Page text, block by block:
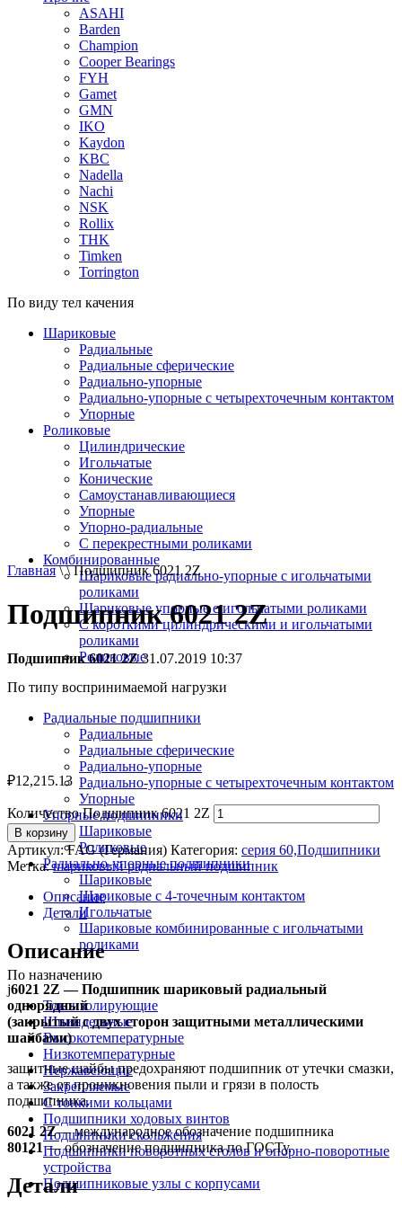
ASAHI
Barden
Champion
Cooper Bearings
FYH
Gamet
GMN
IKO
Kaydon
KBC
Nadella
Nachi
NSK
Rollix
THK
Timken
Torrington
По виду тел качения
Шариковые
Радиальные
Радиальные сферические
Радиально-упорные
Радиально-упорные с четырехточечным контактом
Упорные
Роликовые
Цилиндрические
Игольчатые
Конические
Самоустанавливающиеся
Упорные
Упорно-радиальные
C перекрестными роликами
Комбинированные
Шариковые радиально-упорные с игольчатыми
роликами
Шариковые упорные с игольчатыми роликами
С короткими цилиндрическими и игольчатыми
роликами
Роликовые
По типу воспринимаемой нагрузки
Радиальные подшипники
Радиальные
Радиальные сферические
Радиально-упорные
Радиально-упорные с четырехточечным контактом
Упорные
Упорные подшипники
Шариковые
Роликовые
Радиально-упорные подшипники
Шариковые
Шариковые с 4-точечным контактом
Игольчатые
Шариковые комбинированные с игольчатыми
роликами
По назначению
Токоизолирующие
Шпиндельные
Высокотемпературные
Низкотемпературные
Нержавеющие
Закрепляемые
С тонкими кольцами
Подшипники ходовых винтов
Подшипники скольжения
Подшипники поворотных столов и опорно-поворотные
устройства
Подшипниковые узлы с корпусами
Главная\ \ Подшипник 6021 2Z
Подшипник 6021 2Z
Подшипник 6021 2Z31.07.2019 10:37
₽12,215.13
Количество Подшипник 6021 2Z
В корзину
Артикул:FAG (Германия) Категория: серия 60,Подшипники
Метка:шариковый радиальный подшипник
Описание
Детали
Описание
ј6021 2Z — Подшипник шариковый радиальный
однорядный
(закрытый с двух сторон защитными металлическими
шайбами)
защитные шайбы предохраняют подшипник от утечки смазки,
а также от проникновения пыли и грязи в полость
подшипника.
6021 2Z— международное обозначение подшипника
80121— обозначение подшипника по ГОСТу.
Детали